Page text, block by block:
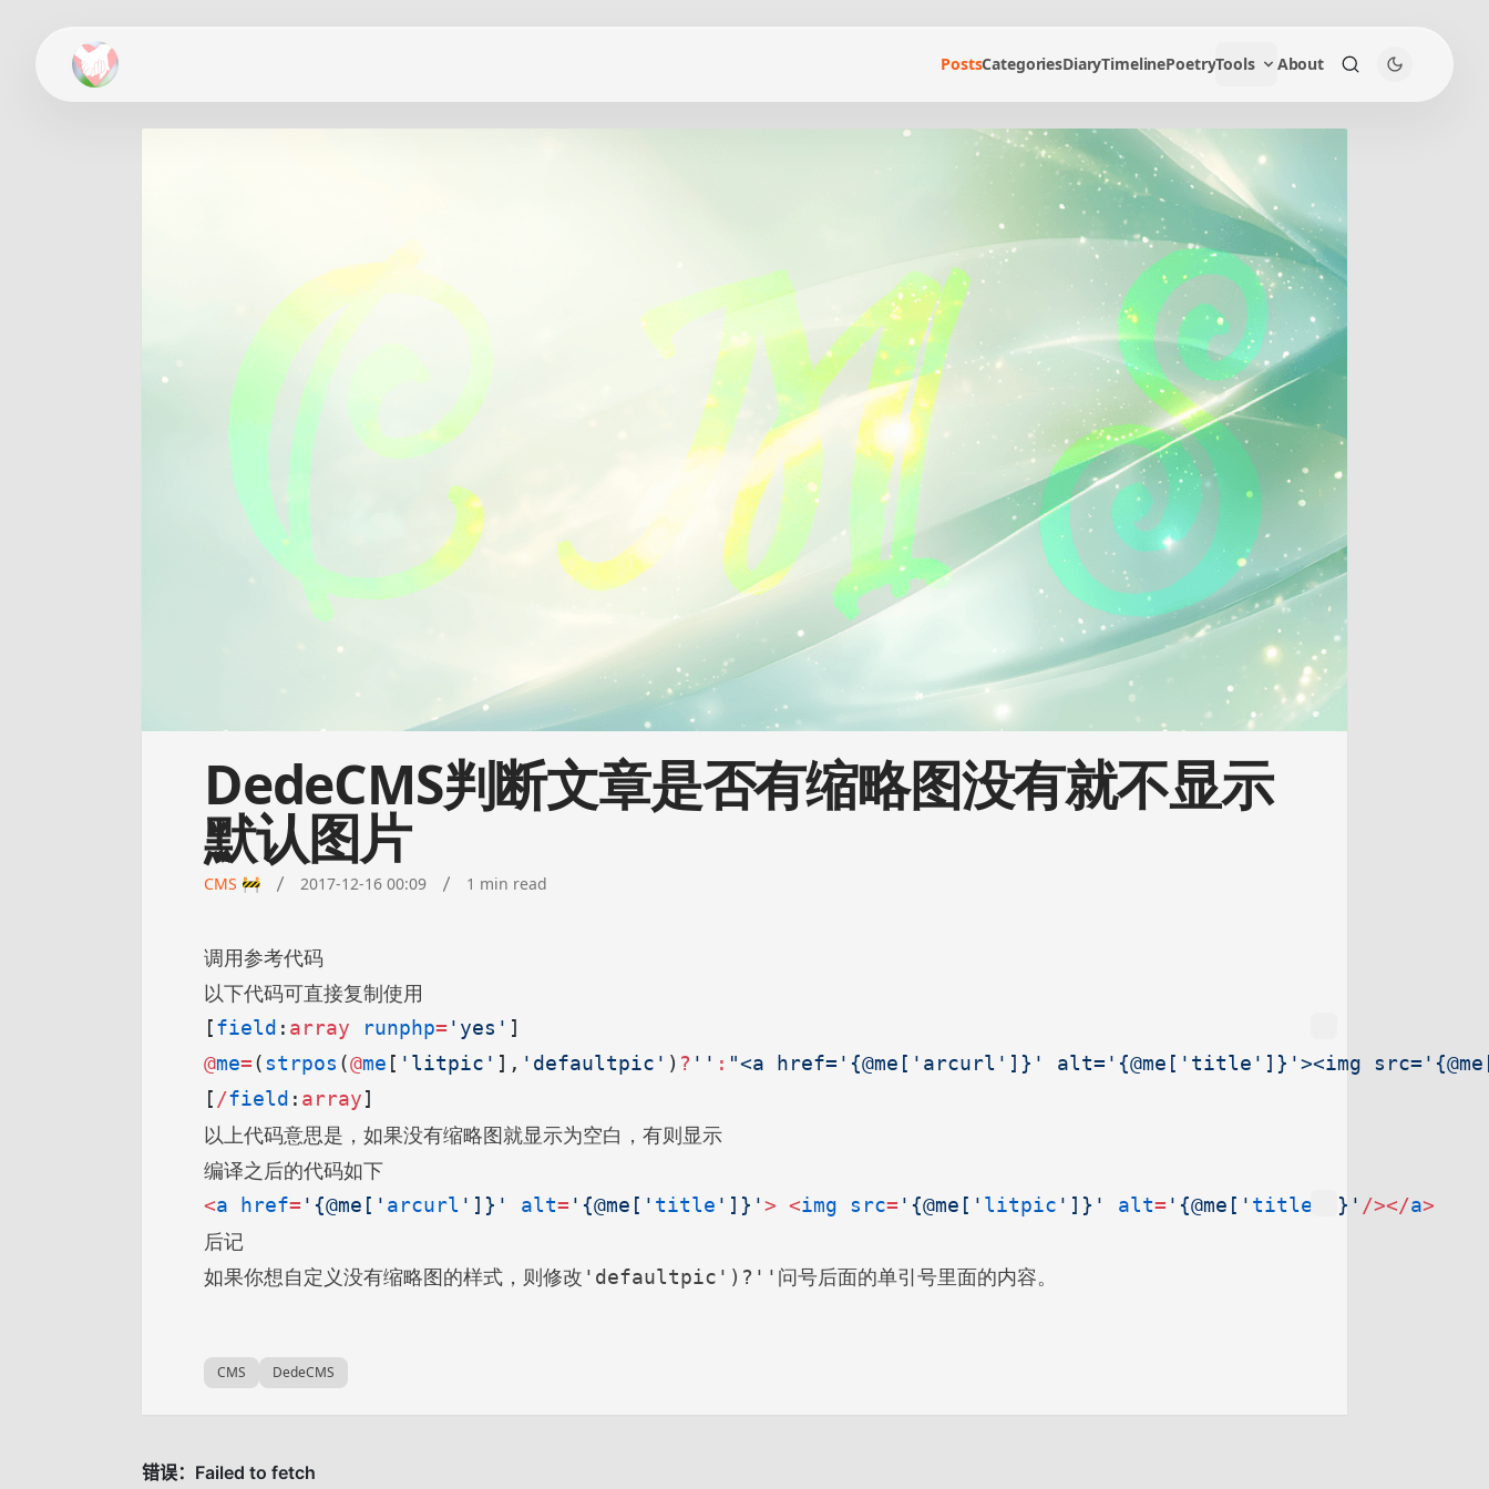
PostsCategoriesDiaryTimelinePoetryTools About
DedeCMS判断文章是否有缩略图没有就不显示
默认图片
CMS 🚧 2017-12-16 00:09 1 min read
调用参考代码
以下代码可直接复制使用
[field : array runphp= 'yes' ]
@me=(strpos (@me [ 'litpic' ], 'defaultpic' ) ? '' : "<a href='{@me['arcurl']}' alt='{@me['title']}'><img
[ /field : array]
以上代码意思是，如果没有缩略图就显示为空白，有则显示
编译之后的代码如下
<a href= '{@me[' arcurl ']}' alt= '{@me[' title ']}'> <img src= '{@me[' litpic ']}' alt= '{@me[' title ']}' /></a>
后记
如果你想自定义没有缩略图的样式，则修改 'defaultpic')?'' 问号后面的单引号里面的内容。
CMS DedeCMS